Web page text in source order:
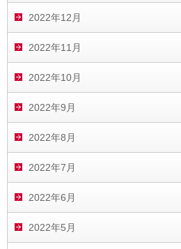
2022年12月
2022年11月
2022年10月
2022年9月
2022年8月
2022年7月
2022年6月
2022年5月